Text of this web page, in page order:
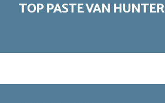
TOP PASTE VAN HUNTER